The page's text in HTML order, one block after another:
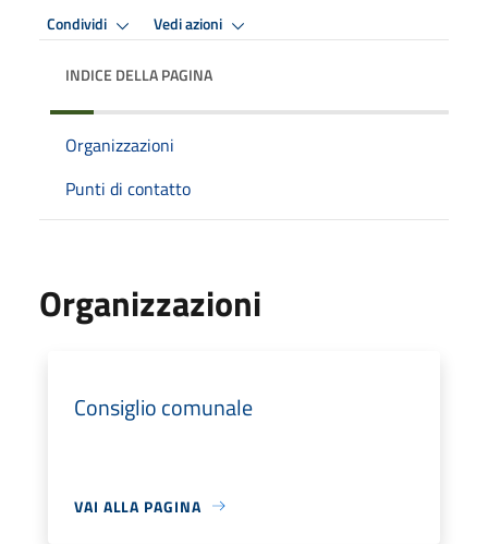
Condividi Vedi azioni
INDICE DELLA PAGINA
Organizzazioni
Punti di contatto
Organizzazioni
Consiglio comunale
VAI ALLA PAGINA